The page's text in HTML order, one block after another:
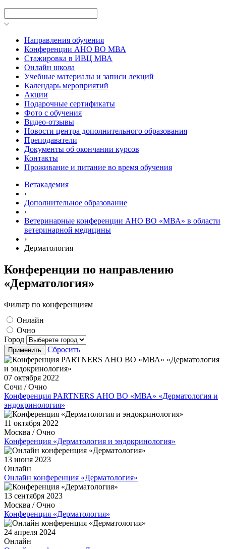
Направления обучения
Конференции АНО ВО МВА
Стажировка в ИВЦ МВА
Онлайн школа
Учебные материалы и записи лекций
Календарь мероприятий
Акции
Подарочные сертификаты
Фото с обучения
Видео-отзывы
Новости центра дополнительного образования
Преподаватели
Документы об окончании курсов
Контакты
Проживание и питание во время обучения
Ветакадемия
›
Дополнительное образование
›
Ветеринарные конференции АНО ВО «МВА» в области
ветеринарной медицины
›
Дерматология
Конференции по направлению
«Дерматология»
Фильтр по конференциям
Онлайн
Очно
Город
Применить Сбросить
07 октября 2022
Сочи / Очно
Конференция PARTNERS АНО ВО «МВА» «Дерматология и
эндокринология»
11 октября 2022
Москва / Очно
Конференция «Дерматология и эндокринология»
13 июня 2023
Онлайн
Онлайн конференция «Дерматология»
13 сентября 2023
Москва / Очно
Конференция «Дерматология»
24 апреля 2024
Онлайн